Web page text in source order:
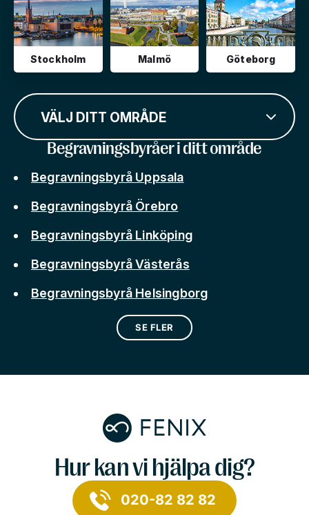
Stockholm Malmö Göteborg
VÄLJ DITT OMRÅDE
Begravningsbyråer i ditt område
Begravningsbyrå Uppsala
Begravningsbyrå Örebro
Begravningsbyrå Linköping
Begravningsbyrå Västerås
Begravningsbyrå Helsingborg
SE FLER
Hur kan vi hjälpa dig?
020-82 82 82